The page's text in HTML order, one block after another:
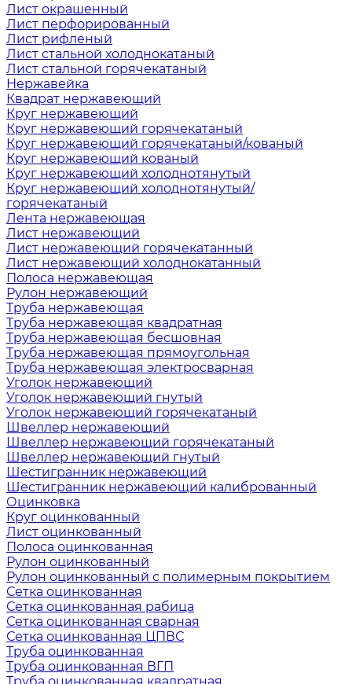
Лист окрашенный
Лист перфорированный
Лист рифленый
Лист стальной холоднокатаный
Лист стальной горячекатаный
Нержавейка
Квадрат нержавеющий
Круг нержавеющий
Круг нержавеющий горячекатаный
Круг нержавеющий горячекатаный/кованый
Круг нержавеющий кованый
Круг нержавеющий холоднотянутый
Круг нержавеющий холоднотянутый/
горячекатаный
Лента нержавеющая
Лист нержавеющий
Лист нержавеющий горячекатанный
Лист нержавеющий холоднокатанный
Полоса нержавеющая
Рулон нержавеющий
Труба нержавеющая
Труба нержавеющая квадратная
Труба нержавеющая бесшовная
Труба нержавеющая прямоугольная
Труба нержавеющая электросварная
Уголок нержавеющий
Уголок нержавеющий гнутый
Уголок нержавеющий горячекатаный
Швеллер нержавеющий
Швеллер нержавеющий горячекатаный
Швеллер нержавеющий гнутый
Шестигранник нержавеющий
Шестигранник нержавеющий калиброванный
Оцинковка
Круг оцинкованный
Лист оцинкованный
Полоса оцинкованная
Рулон оцинкованный
Рулон оцинкованный с полимерным покрытием
Сетка оцинкованная
Сетка оцинкованная рабица
Сетка оцинкованная сварная
Сетка оцинкованная ЦПВС
Труба оцинкованная
Труба оцинкованная ВГП